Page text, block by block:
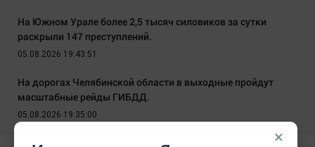
На Южном Урале более 2,5 тысяч силовиков за сутки
раскрыли 147 преступлений.
05.08.2026 19:43:51
На дорогах Челябинской области в выходные пройдут
масштабные рейды ГИБДД.
05.08.2026 19:35:00
×